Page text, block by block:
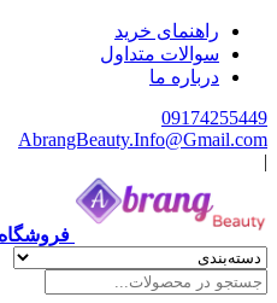
راهنمای خرید
سوالات متداول
درباره ما
09174255449
AbrangBeauty.Info@Gmail.com
|